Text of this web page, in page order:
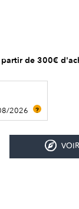
partir de 300€
2026 ?